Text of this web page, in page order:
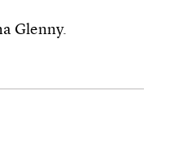
Glenny.